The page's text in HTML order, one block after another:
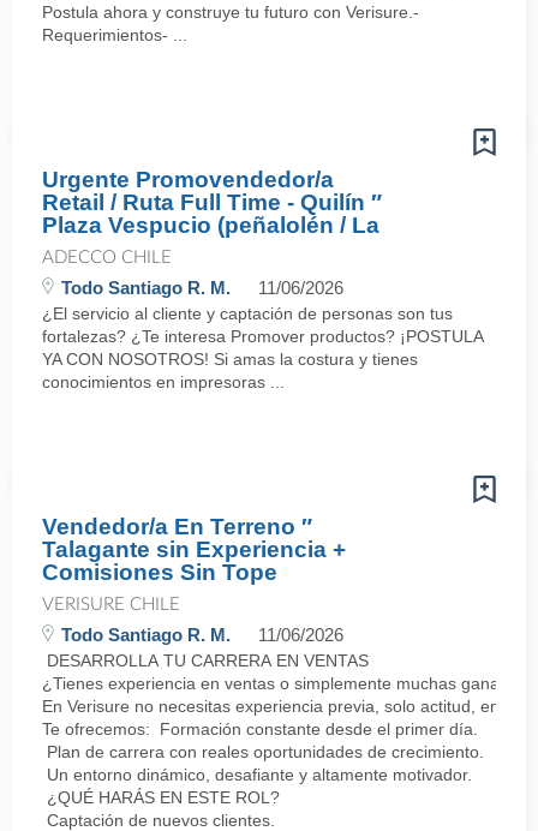
Postula ahora y construye tu futuro con Verisure.-
Requerimientos- ...
Urgente Promovendedor/a
Retail / Ruta Full Time - Quilín ″
Plaza Vespucio (peñalolén / La
ADECCO CHILE
Todo Santiago R. M. 11/06/2026
¿El servicio al cliente y captación de personas son tus
fortalezas? ¿Te interesa Promover productos? ¡POSTULA
YA CON NOSOTROS! Si amas la costura y tienes
conocimientos en impresoras ...
Vendedor/a En Terreno ″
Talagante sin Experiencia +
Comisiones Sin Tope
VERISURE CHILE
Todo Santiago R. M. 11/06/2026
DESARROLLA TU CARRERA EN VENTAS
¿Tienes experiencia en ventas o simplemente muchas ganas
En Verisure no necesitas experiencia previa, solo actitud,
Te ofrecemos: Formación constante desde el primer día.
Plan de carrera con reales oportunidades de crecimiento.
Un entorno dinámico, desafiante y altamente motivador.
¿QUÉ HARÁS EN ESTE ROL?
Captación de nuevos clientes.